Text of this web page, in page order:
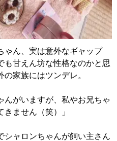
ん、実は意外なギャップ
も甘えん坊な性格なのかと思
家族にはツンデレ。
んがいますが、私やお兄ちゃ
ません（笑）」
ャロンちゃんが飼い主さん